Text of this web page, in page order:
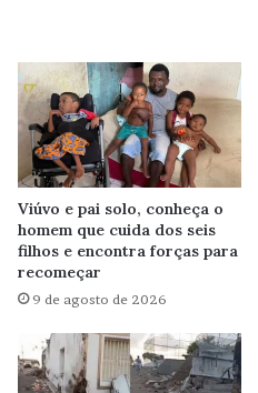
Viúvo e pai solo, conheça o
homem que cuida dos seis
filhos e encontra forças para
recomeçar
9 de agosto de 2026